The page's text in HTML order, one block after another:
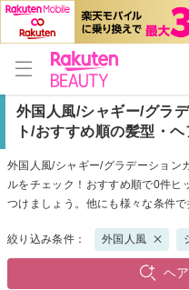
外国人風/シャギー/グラ
ト/おすすめ順の髪型・
外国人風/シャギー/グラデーション
ルをチェック！おすすめ順で0件ヒ
つけましょう。他にも様々な条件で
絞り込み条件： 外国人風
ヘ